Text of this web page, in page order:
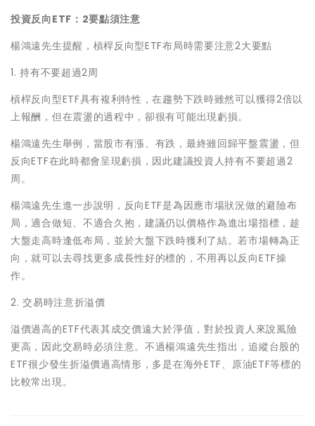
投資反向ETF：2要點須注意
楊鴻遠先生提醒，槓桿反向型ETF布局時需要注意2大要點
1. 持有不要超過2周
槓桿反向型ETF具有複利特性，在趨勢下跌時雖然可以獲得2倍以
上報酬，但在震盪的過程中，卻很有可能出現虧損。
楊鴻遠先生舉例，當股市有漲、有跌，最終雖回歸平盤震盪，但
反向ETF在此時都會呈現虧損，因此建議投資人持有不要超過2
周。
楊鴻遠先生進一步說明，反向ETF是為因應市場狀況做的避險布
局，適合做短、不適合久抱，建議仍以價格作為進出場指標，趁
大盤走高時逢低布局，並於大盤下跌時獲利了結。若市場轉為正
向，就可以去尋找更多成長性好的標的，不用再以反向ETF操
作。
2. 交易時注意折溢價
溢價過高的ETF代表其成交價遠大於淨值，對於投資人來說風險
更高，因此交易時必須注意。不過楊鴻遠先生指出，追縱台股的
ETF很少發生折溢價過高情形，多是在海外ETF、原油ETF等標的
比較常出現。